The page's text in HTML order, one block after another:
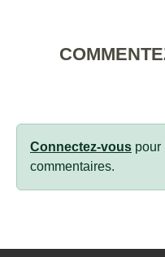
Connectez-vous pour
commentaires.